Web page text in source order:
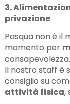
3.
privazione
Pasqua non è il
momento per
consapevolezza.
Il nostro staff è
consiglio su
attività fisica,